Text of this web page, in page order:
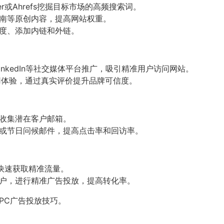
Ahrefs挖掘目标市场的高频搜索词。
等原创内容，提高网站权重。
、添加内链和外链。
等社交媒体平台推广，吸引精准用户访问网站。
验，通过真实评价提升品牌可信度。
集潜在客户邮箱。
节日问候邮件，提高点击率和回访率。
获取精准流量。
，进行精准广告投放，提高转化率。
广告投放技巧。